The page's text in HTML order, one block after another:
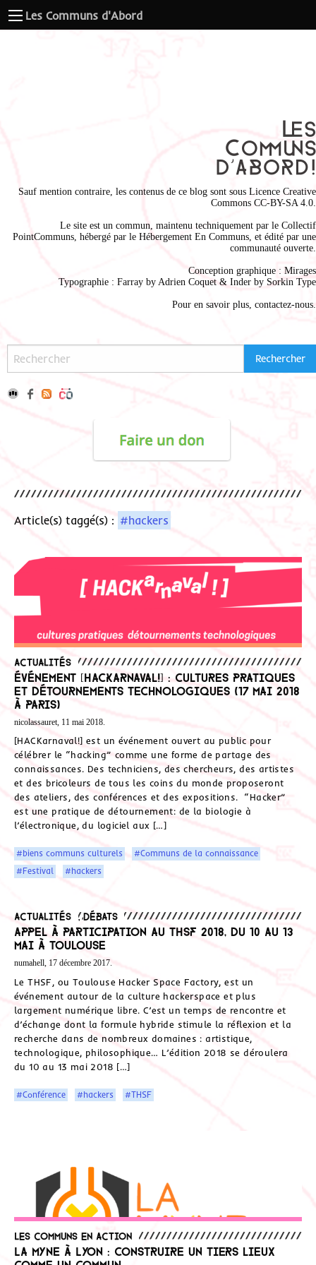
Les Communs d'Abord
Sauf mention contraire, les contenus de ce blog sont sous Licence Creative
Commons CC-BY-SA 4.0
Le site est un commun, maintenu techniquement par le Collectif
PointCommuns , hébergé par le Hébergement En Communs , et édité par une
communauté ouverte.
Conception graphique : Mirages
Typographie : Farray by Adrien Coquet & Inder by Sorkin Type
Pour en savoir plus, contactez-nous
Article(s) taggé(s) : #hackers
Actualités
Événement [HACKarnaval!] : cultures pratiques
et détournements technologiques (17 mai 2018
à Paris)
nicolassauret, 11 mai 2018.
[HACKarnaval!] est un événement ouvert au public pour
célébrer le “hacking” comme une forme de partage des
connaissances. Des techniciens, des chercheurs, des artistes
et des bricoleurs de tous les coins du monde proposeront
des ateliers, des conférences et des expositions. “Hacker”
est une pratique de détournement: de la biologie à
l’électronique, du logiciel aux […]
#biens communs culturels
#Communs de la connaissance
#Festival
#hackers
Actualités ,Débats
Appel à participation au THSF 2018, du 10 au 13
mai à Toulouse
numahell, 17 décembre 2017.
Le THSF, ou Toulouse Hacker Space Factory, est un
événement autour de la culture hackerspace et plus
largement numérique libre. C’est un temps de rencontre et
d’échange dont la formule hybride stimule la réflexion et la
recherche dans de nombreux domaines : artistique,
technologique, philosophique… L’édition 2018 se déroulera
du 10 au 13 mai 2018 […]
#Conférence #hackers #THSF
Les communs en action
La MYNE à Lyon : construire un tiers lieux